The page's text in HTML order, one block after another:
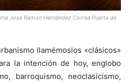
José Ramón Hernández Correa Puerta de
llamémoslos «clásicos»
la intención de hoy, englobo
barroquismo, neoclasicismo,